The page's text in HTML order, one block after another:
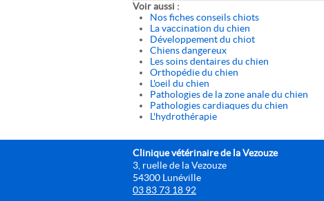
Voir aussi :
Nos fiches conseils chiots
La vaccination du chien
Développement du chiot
Chiens dangereux
Les soins dentaires du chien
Orthopédie du chien
L'oeil du chien
Pathologies de la zone anale du chien
Pathologies cardiaques du chien
L'hydrothérapie
Clinique vétérinaire de la Vezouze
3, ruelle de la Vezouze
54300 Lunéville
03 83 73 18 92